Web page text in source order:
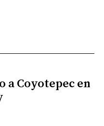
a Coyotepec en